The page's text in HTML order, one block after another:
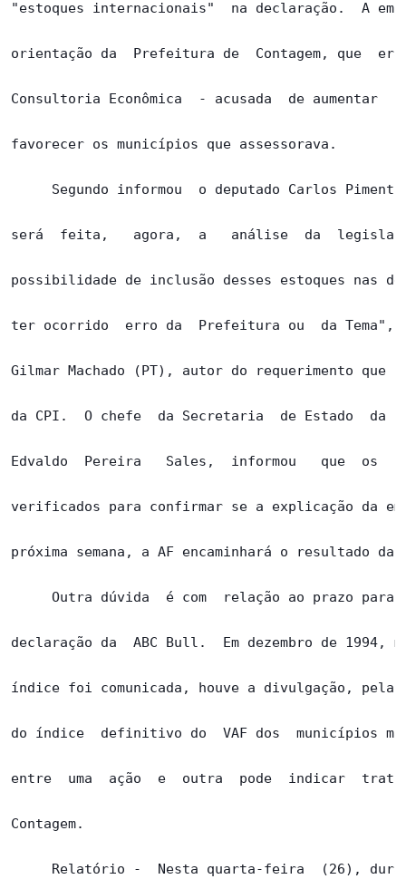
"estoques internacionais"  na declaração.  A
orientação da  Prefeitura de  Contagem, que  era
Consultoria Econômica  - acusada  de aumentar
favorecer os municípios que assessorava.
Segundo informou  o deputado Carlos
será  feita,   agora,  a   análise  da
possibilidade de inclusão desses estoques nas
ter ocorrido  erro da  Prefeitura ou  da Tema",
Gilmar Machado (PT), autor do requerimento
da CPI.  O chefe  da Secretaria  de Estado  da
Edvaldo  Pereira   Sales,  informou   que  os
verificados para confirmar se a explicação da
próxima semana, a AF encaminhará o resultado da
Outra dúvida  é com  relação ao prazo para
declaração da  ABC Bull.  Em dezembro de 1994,
índice foi comunicada, houve a divulgação, pela
do índice  definitivo do  VAF dos  municípios
entre  uma  ação  e  outra  pode  indicar
Contagem.
Relatório -  Nesta quarta-feira  (26),